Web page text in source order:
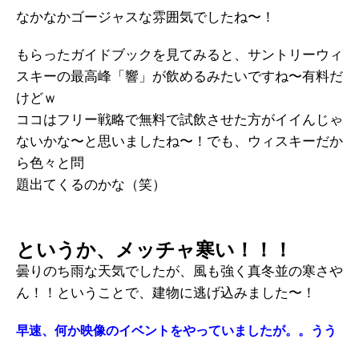
なかなかゴージャスな雰囲気でしたね〜！
もらったガイドブックを見てみると、サントリーウィ
スキーの最高峰「響」が飲めるみたいですね〜有料だ
けどｗ
ココはフリー戦略で無料で試飲させた方がイイんじゃ
ないかな〜と思いましたね〜！でも、ウィスキーだか
ら色々と問
題出てくるのかな（笑）
というか、メッチャ寒い！！！
曇りのち雨な天気でしたが、風も強く真冬並の寒さや
ん！！ということで、建物に逃げ込みました〜！
早速、何か映像のイベントをやっていましたが。。うう